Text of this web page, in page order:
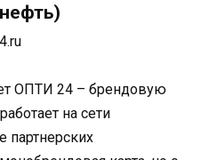
ОПТИ 24 – брендовую
на сети
партнерских